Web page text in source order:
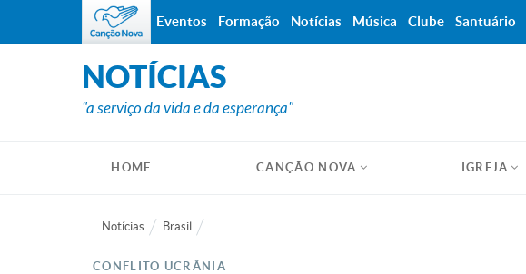
NOTÍCIAS
"a serviço da vida e da esperança"
HOME CANÇÃO NOVA IGREJA
Notícias Brasil
CONFLITO UCRÂNIA
Eventos Formação Notícias Música Clube Santuário